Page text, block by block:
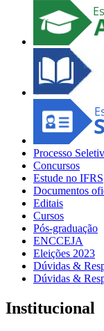
Processo
Concursos
Estude no IFRS
Documentos
Editais
Cursos
Pós-graduação
ENCCEJA
Eleições 2023
Dúvidas &
Dúvidas &
Institucional